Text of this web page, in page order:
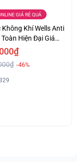
GIÁ RẺ QUÁ
Không Khí Wells Anti
Hiện Đại Giá
-46%